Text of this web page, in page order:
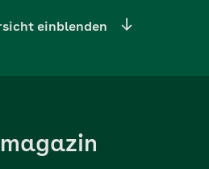
einblenden